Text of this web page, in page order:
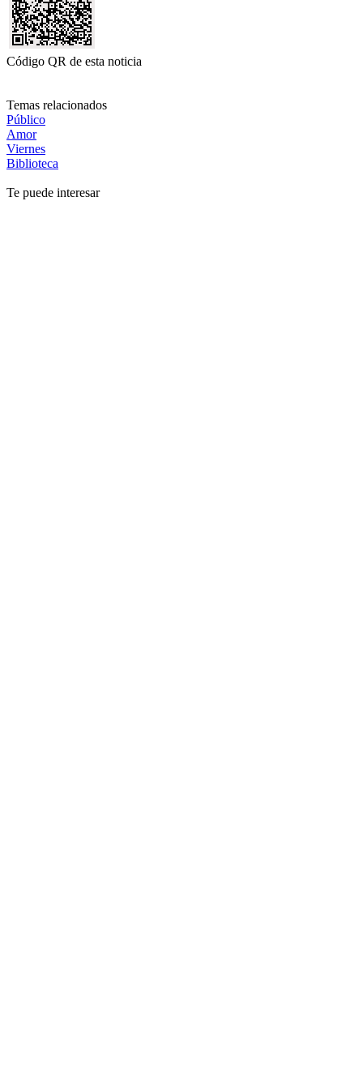
Código QR de esta noticia
Temas relacionados
Público
Amor
Viernes
Biblioteca
Te puede interesar